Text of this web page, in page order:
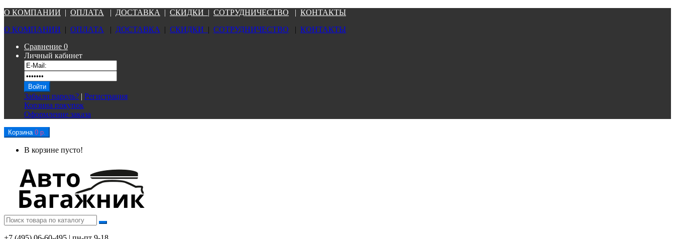
О КОМПАНИИ | ОПЛАТА | ДОСТАВКА | СКИДКИ | СОТРУДНИЧЕСТВО | КОНТАКТЫ
О КОМПАНИИ | ОПЛАТА | ДОСТАВКА | СКИДКИ | СОТРУДНИЧЕСТВО | КОНТАКТЫ
Сравнение 0
Личный кабинет
Забыли пароль? | Регистрация
Корзина покупок
Оформление заказа
Корзина 0 р.
В корзине пусто!